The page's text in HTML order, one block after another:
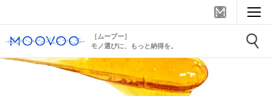
［ムーブー］
モノ選びに、もっと納得を。